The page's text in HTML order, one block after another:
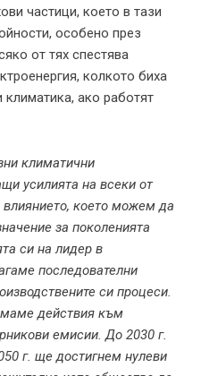
частици, което в тази
особено през
от тях спестява
колкото биха
климатика, ако работят
климатични
усилията на всеки от
което можем да
за поколенията
си на лидер в
последователни
си процеси.
действия към
емисии. До 2030 г.
г. ще достигнем нулеви